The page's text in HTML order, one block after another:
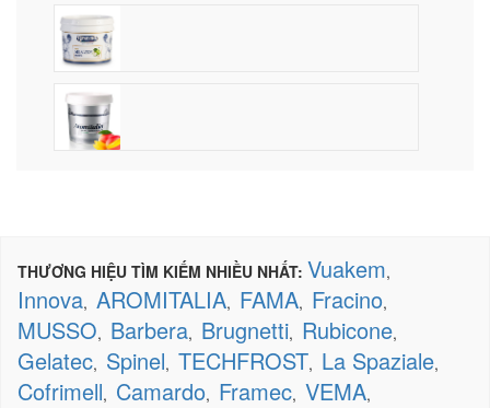
THƯƠNG HIỆU TÌM KIẾM NHIỀU NHẤT: Vuakem,
Innova, AROMITALIA, FAMA, Fracino,
MUSSO, Barbera, Brugnetti, Rubicone,
Gelatec, Spinel, TECHFROST, La Spaziale,
Cofrimell, Camardo, Framec, VEMA,